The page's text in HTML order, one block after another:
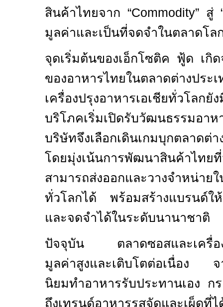
สินค้าไทยจาก “Commodity” สู่
มูลค่าและเป็นที่จดจำในตลาดโล
จุดเริ่มต้นของเอ็กโซติค ฟู้ด เกิด
ของอาหารไทยในตลาดต่างประ
เครื่องปรุงอาหารเอเชียทั่วโล
บริโภคเริ่มเปิดรับวัฒนธรรม
บริษัทจึงเลือกเดินเกมบุกตลาดต่
โดยมุ่งเน้นการพัฒนาสินค้าไทย
สามารถส่งออกและวางจำหน่าย
ทั่วโลกได้ พร้อมสร้างแบรนด์
และจดจำได้ในระดับนานาชาติ
ปัจจุบัน ตลาดซอสและเครื่อง
มูลค่าสูงและเติบโตต่อเนื่อง จ
นิยมทำอาหารรับประทานเอง ก
ถึงเทรนด์อาหารรสจัดและเผ็ดที่